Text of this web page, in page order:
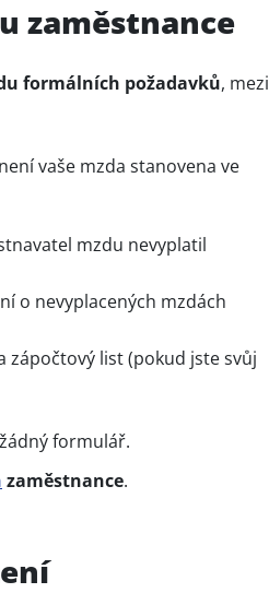
zaměstnance
formálních požadavků, mezi
vaše mzda stanovena ve
mzdu nevyplatil
o nevyplacených mzdách
zápočtový list (pokud jste svůj
formulář.
zaměstnance.